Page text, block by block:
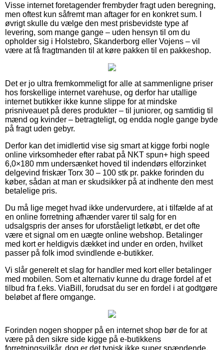
Visse internet foretagender frembyder fragt uden beregning,
men oftest kun såfremt man aftager for en konkret sum. I
øvrigt skulle du vælge den mest prisbevidste type af
levering, som mange gange – uden hensyn til om du
opholder sig i Holstebro, Skanderborg eller Vojens – vil
være at få fragtmanden til at køre pakken til en pakkeshop.
Det er jo ultra fremkommeligt for alle at sammenligne priser
hos forskellige internet varehuse, og derfor har utallige
internet butikker ikke kunne slippe for at mindske
prisniveauet på deres produkter – til juniorer, og samtidig til
mænd og kvinder – betragteligt, og endda nogle gange byde
på fragt uden gebyr.
Derfor kan det imidlertid vise sig smart at kigge forbi nogle
online virksomheder efter rabat på NKT spun+ high speed
6,0×180 mm undersænket hoved til indendørs elforzinket
delgevind friskær Torx 30 – 100 stk pr. pakke forinden du
køber, sådan at man er skudsikker på at indhente den mest
betalelige pris.
Du må lige meget hvad ikke undervurdere, at i tilfælde af at
en online forretning afhænder varer til salg for en
udsalgspris der anses for uforståeligt letkøbt, er det ofte
være et signal om en uægte online webshop. Betalinger
med kort er heldigvis dækket ind under en orden, hvilket
passer på folk imod svindlende e-butikker.
Vi slår generelt et slag for handler med kort eller betalinger
med mobilen. Som et alternativ kunne du drage fordel af et
tilbud fra f.eks. ViaBill, forudsat du ser en fordel i at godtgøre
beløbet af flere omgange.
Forinden nogen shopper på en internet shop bør de for at
være på den sikre side kigge på e-butikkens
forretningsvilkår, dog er det typisk ikke super spændende.